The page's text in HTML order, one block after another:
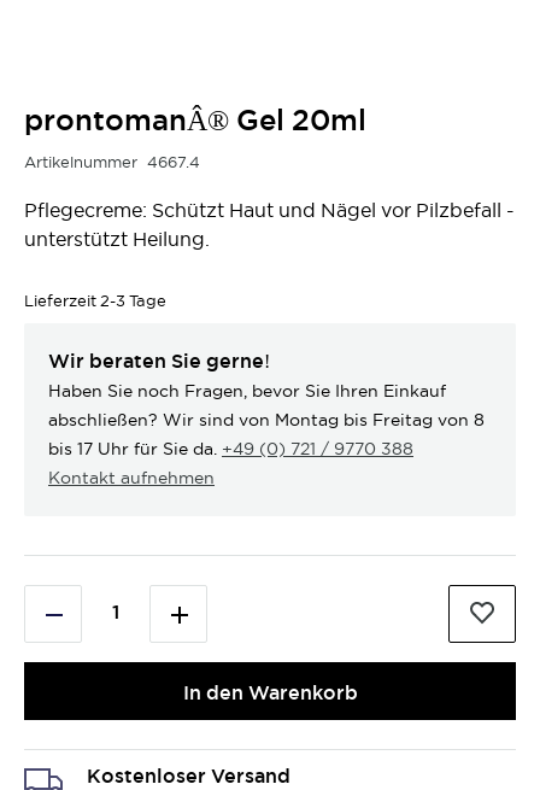
prontomanÂ® Gel 20ml
Artikelnummer 4667.4
Pflegecreme: Schützt Haut und Nägel vor Pilzbefall -
unterstützt Heilung.
Lieferzeit 2-3 Tage
Wir beraten Sie gerne!
Haben Sie noch Fragen, bevor Sie Ihren Einkauf
abschließen? Wir sind von Montag bis Freitag von 8
bis 17 Uhr für Sie da. +49 (0) 721 / 9770 388
Kontakt aufnehmen
In den Warenkorb
Kostenloser Versand